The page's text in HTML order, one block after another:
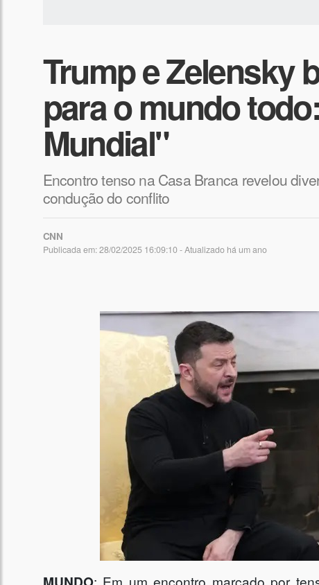
Trump e Zelensky
para o mundo
Mundial"
Encontro tenso na Casa Branca revelou
condução do conflito
CNN
Publicada em: 28/02/2025 16:09:10 - Atualizado há um ano